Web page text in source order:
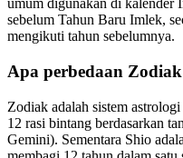
umum digunakan di kalender
sebelum Tahun Baru Imlek,
mengikuti tahun sebelumnya.
Apa perbedaan
Zodiak adalah sistem
12 rasi bintang berdasarkan
Gemini). Sementara Shio